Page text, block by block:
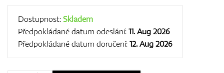
Dostupnost:Skladem
Předpokládané datum odeslání:11. Aug 2026
Předpokládané datum doručení:12. Aug 2026